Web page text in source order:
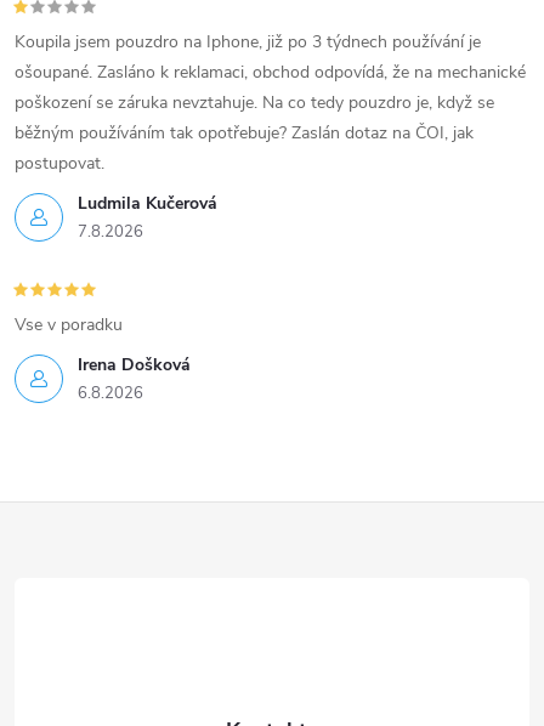
Ludmila Kučerová
7.8.2026
Koupila jsem pouzdro na Iphone, již po 3 týdnech používání je
ošoupané. Zasláno k reklamaci, obchod odpovídá, že na mechanické
poškození se záruka nevztahuje. Na co tedy pouzdro je, když se
běžným používáním tak opotřebuje? Zaslán dotaz na ČOI, jak
postupovat.
Irena Došková
6.8.2026
Vse v poradku